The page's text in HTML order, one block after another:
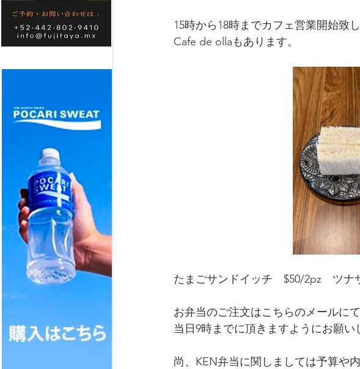
15時から18時までカフェ営業開始致し
Cafe de ollaもあります。
たまごサンドイッチ　$50/2pz　ツナ
お弁当のご注文はこちらのメールにて
当日9時までに頂きますようにお願い
尚、KEN弁当に関しましては予算や